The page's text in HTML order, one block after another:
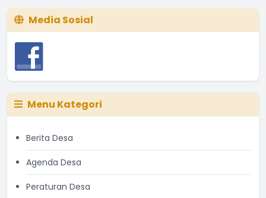
Media Sosial
Menu Kategori
Berita Desa
Agenda Desa
Peraturan Desa